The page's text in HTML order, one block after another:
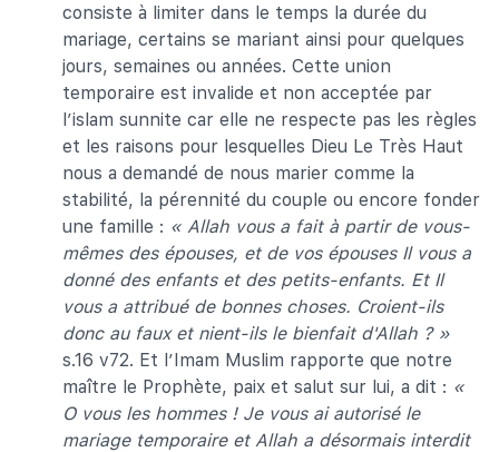
consiste à limiter dans le temps la durée du
mariage, certains se mariant ainsi pour quelques
jours, semaines ou années. Cette union
temporaire est invalide et non acceptée par
l’islam sunnite car elle ne respecte pas les règles
et les raisons pour lesquelles Dieu Le Très Haut
nous a demandé de nous marier comme la
stabilité, la pérennité du couple ou encore fonder
une famille : « Allah vous a fait à partir de vous-
mêmes des épouses, et de vos épouses Il vous a
donné des enfants et des petits-enfants. Et Il
vous a attribué de bonnes choses. Croient-ils
donc au faux et nient-ils le bienfait d'Allah ? »
s.16 v72. Et l’Imam Muslim rapporte que notre
maître le Prophète, paix et salut sur lui, a dit : «
O vous les hommes ! Je vous ai autorisé le
mariage temporaire et Allah a désormais interdit